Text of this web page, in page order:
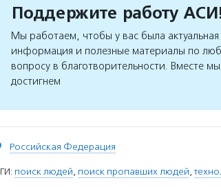
Поддержите работу
Мы работаем, чтобы у вас была актуальная
информация и полезные материалы по
вопросу в благотворительности. Вместе мы
достигнем
Российская Федерация
поиск людей, поиск пропавших людей,